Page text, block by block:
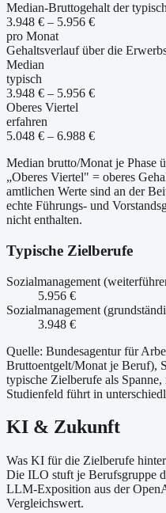
Median-Bruttogehalt der
3.948 € – 5.956 €
pro Monat
Gehaltsverlauf über die
Median
typisch
3.948 € – 5.956 €
Oberes Viertel
erfahren
5.048 € – 6.988 €
Median brutto/Monat je Phase
„Oberes Viertel" = oberes
amtlichen Werte sind an der
echte Führungs- und
nicht enthalten.
Typische Zielberufe
Sozialmanagement
5.956 €
Sozialmanagement
3.948 €
Quelle: Bundesagentur für
Bruttoentgelt/Monat je Beruf),
typische Zielberufe als
Studienfeld führt in
KI & Zukunft
Was KI für die Zielberufe
Die ILO stuft je Berufsgruppe
LLM-Exposition aus der
Vergleichswert.